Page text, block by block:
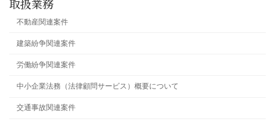
取扱業務
不動産関連案件
建築紛争関連案件
労働紛争関連案件
中小企業法務（法律顧問サービス）概要について
交通事故関連案件